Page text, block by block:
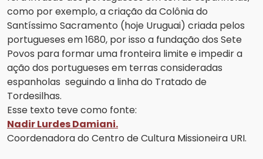
como por exemplo, a criação da Colônia do
Santíssimo Sacramento (hoje Uruguai) criada pelos
portugueses em 1680, por isso a fundação dos Sete
Povos para formar uma fronteira limite e impedir a
ação dos portugueses em terras consideradas
espanholas seguindo a linha do Tratado de
Tordesilhas.
Esse texto teve como fonte:
Nadir Lurdes Damiani.
Coordenadora do Centro de Cultura Missioneira URI.